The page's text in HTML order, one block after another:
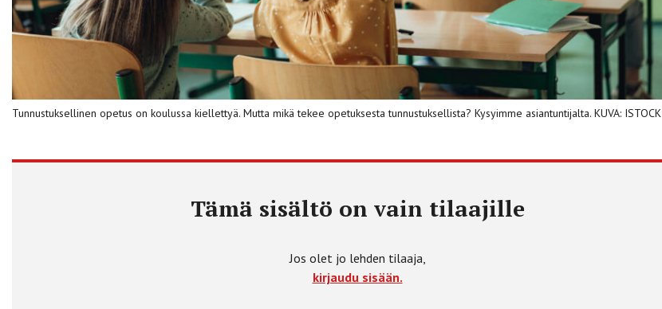
Tunnustuksellinen opetus on koulussa kiellettyä. Mutta mikä tekee opetuksesta tunnustuksellista? Kysyimme asiantuntijalta. KUVA: ISTOCK
Tämä sisältö on vain tilaajille
Jos olet jo lehden tilaaja,
kirjaudu sisään.